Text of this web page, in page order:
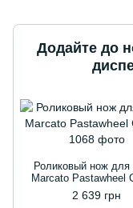
Додайте до
Роликовый нож для
Marcato Pastawheel
2 639 грн